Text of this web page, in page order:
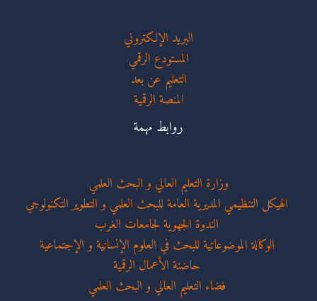
البريد الإلكتروني
المستودع الرقمي
التعليم عن بعد
المنصة الرقمية
روابط مهمة
وزارة التعليم العالي و البحث العلمي
الهيكل التنظيمي المديرية العامة للبحث العلمي و التطوير التكنولوجي
الندوة الجهوية لجامعات الغرب
الوكالة الموضوعاتية للبحث في العلوم الإنسانية و الإجتماعية
حاضنة الأعمال الرقمية
فضاء التعليم العالي و البحث العلمي